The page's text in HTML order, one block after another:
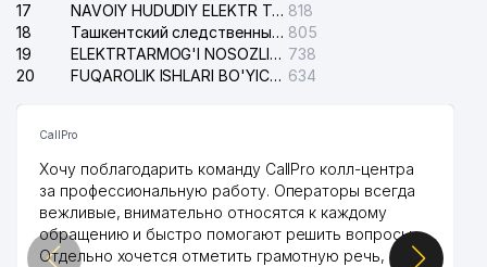
17
NAVOIY HUDUDIY ELEKTR TARMOQLARI KORXONASI AJ 818
18
Ташкентский следственный изолятор 805
19
ELEKTRTARMOG'I NOSOZLIKLARINI TO'ZATISH SERGELI XIZMATI 738
20
FUQAROLIK ISHLARI BO'YICHA UCH-TEPA TUMANI SUDI 634
CallPro
Хочу поблагодарить команду CallPro колл-центра
за профессиональную работу. Операторы всегда
вежливые, внимательно относятся к каждому
обращению и быстро помогают решить вопросы.
Отдельно хочется отметить грамотную речь,